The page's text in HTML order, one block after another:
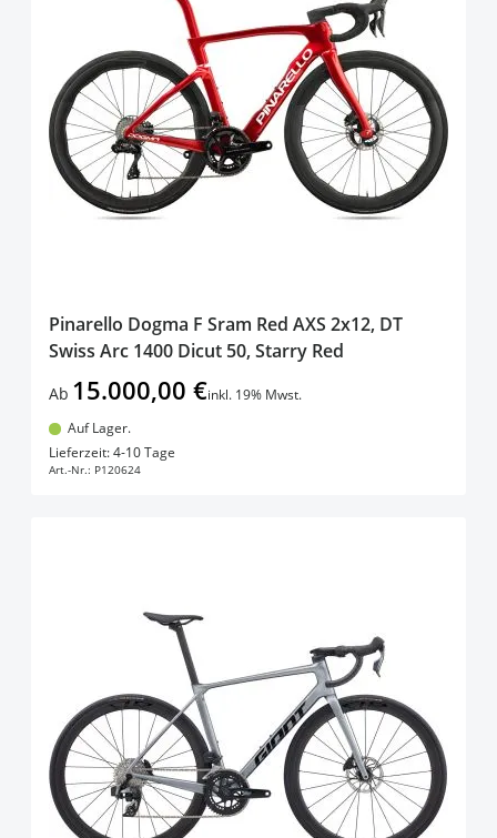
Pinarello Dogma F Sram Red AXS 2x12, DT
Swiss Arc 1400 Dicut 50, Starry Red
Ab 15.000,00 €inkl. 19% Mwst.
Auf Lager.
Lieferzeit: 4-10 Tage
Art.-Nr.: P120624